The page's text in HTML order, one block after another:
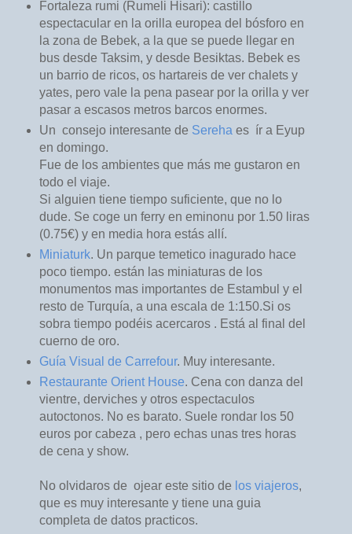
Fortaleza rumi (Rumeli Hisari): castillo
espectacular en la orilla europea del bósforo en
la zona de Bebek, a la que se puede llegar en
bus desde Taksim, y desde Besiktas. Bebek es
un barrio de ricos, os hartareis de ver chalets y
yates, pero vale la pena pasear por la orilla y ver
pasar a escasos metros barcos enormes.
Un consejo interesante de Sereha es ír a Eyup
en domingo.
Fue de los ambientes que más me gustaron en
todo el viaje.
Si alguien tiene tiempo suficiente, que no lo
dude. Se coge un ferry en eminonu por 1.50 liras
(0.75€) y en media hora estás allí.
Miniaturk. Un parque temetico inagurado hace
poco tiempo. están las miniaturas de los
monumentos mas importantes de Estambul y el
resto de Turquía, a una escala de 1:150.Si os
sobra tiempo podéis acercaros . Está al final del
cuerno de oro.
Guía Visual de Carrefour. Muy interesante.
Restaurante Orient House. Cena con danza del
vientre, derviches y otros espectaculos
autoctonos. No es barato. Suele rondar los 50
euros por cabeza , pero echas unas tres horas
de cena y show.
No olvidaros de ojear este sitio de los viajeros,
que es muy interesante y tiene una guia
completa de datos practicos.